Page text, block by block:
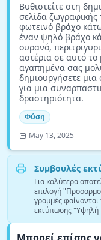
Βυθιστείτε στη
σελίδα
φωτεινό βράχο
έναν ψηλό βράχο
ουρανό,
αστέρια σε αυτό το
αγαπημένα σας
δημιουργήσετε μια
για μια
δραστηριότητα.
Φύση
May 13, 2025
Συμβουλές
Για καλύτερα
επιλογή
γραμμές φαίνονται
εκτύπωσης "Υψηλή